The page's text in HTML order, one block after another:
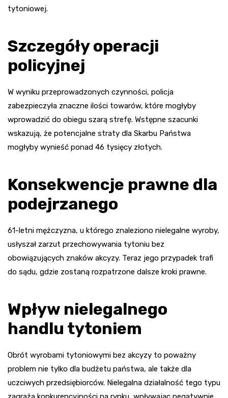
tytoniowej.
Szczegóły operacji
policyjnej
W wyniku przeprowadzonych czynności, policja
zabezpieczyła znaczne ilości towarów, które mogłyby
wprowadzić do obiegu szarą strefę. Wstępne szacunki
wskazują, że potencjalne straty dla Skarbu Państwa
mogłyby wynieść ponad 46 tysięcy złotych.
Konsekwencje prawne dla
podejrzanego
61-letni mężczyzna, u którego znaleziono nielegalne wyroby,
usłyszał zarzut przechowywania tytoniu bez
obowiązujących znaków akcyzy. Teraz jego przypadek trafi
do sądu, gdzie zostaną rozpatrzone dalsze kroki prawne.
Wpływ nielegalnego
handlu tytoniem
Obrót wyrobami tytoniowymi bez akcyzy to poważny
problem nie tylko dla budżetu państwa, ale także dla
uczciwych przedsiębiorców. Nielegalna działalność tego typu